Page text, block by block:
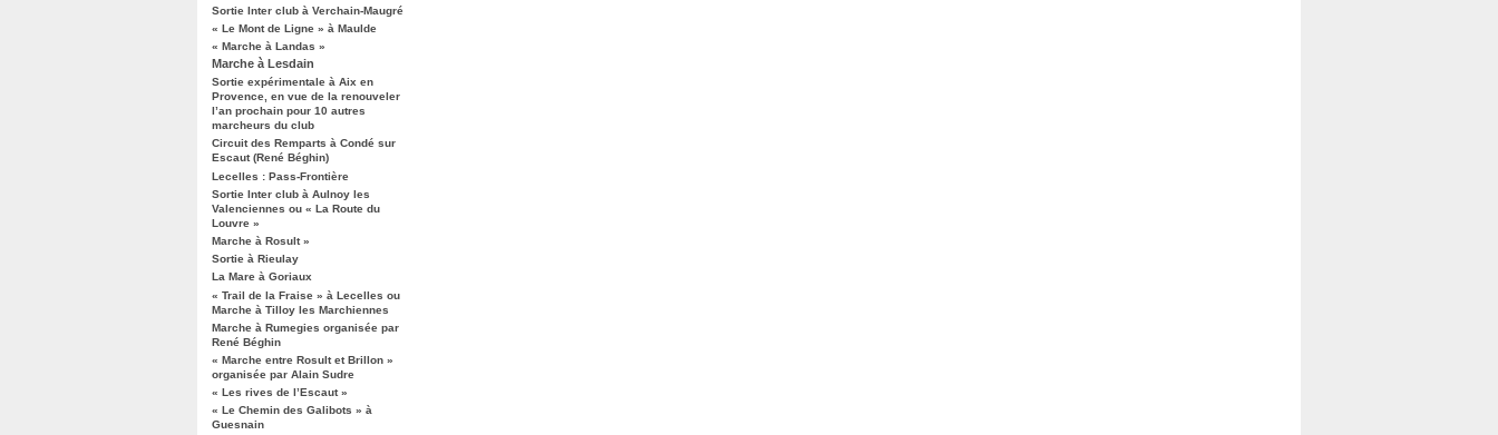
Sortie Inter club à Verchain-Maugré
« Le Mont de Ligne » à Maulde
« Marche à Landas »
Marche à Lesdain
Sortie expérimentale à Aix en
Provence, en vue de la renouveler
l’an prochain pour 10 autres
marcheurs du club
Circuit des Remparts à Condé sur
Escaut (René Béghin)
Lecelles : Pass-Frontière
Sortie Inter club à Aulnoy les
Valenciennes ou « La Route du
Louvre »
Marche à Rosult »
Sortie à Rieulay
La Mare à Goriaux
« Trail de la Fraise » à Lecelles ou
Marche à Tilloy les Marchiennes
Marche à Rumegies organisée par
René Béghin
« Marche entre Rosult et Brillon »
organisée par Alain Sudre
« Les rives de l’Escaut »
« Le Chemin des Galibots » à
Guesnain